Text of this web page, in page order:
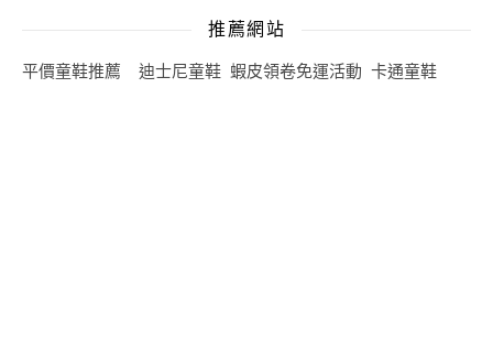
推薦網站
平價童鞋推薦 迪士尼童鞋 蝦皮領卷免運活動 卡通童鞋